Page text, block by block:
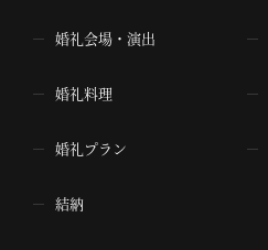
婚礼会場・演出
婚礼料理
婚礼プラン
結納